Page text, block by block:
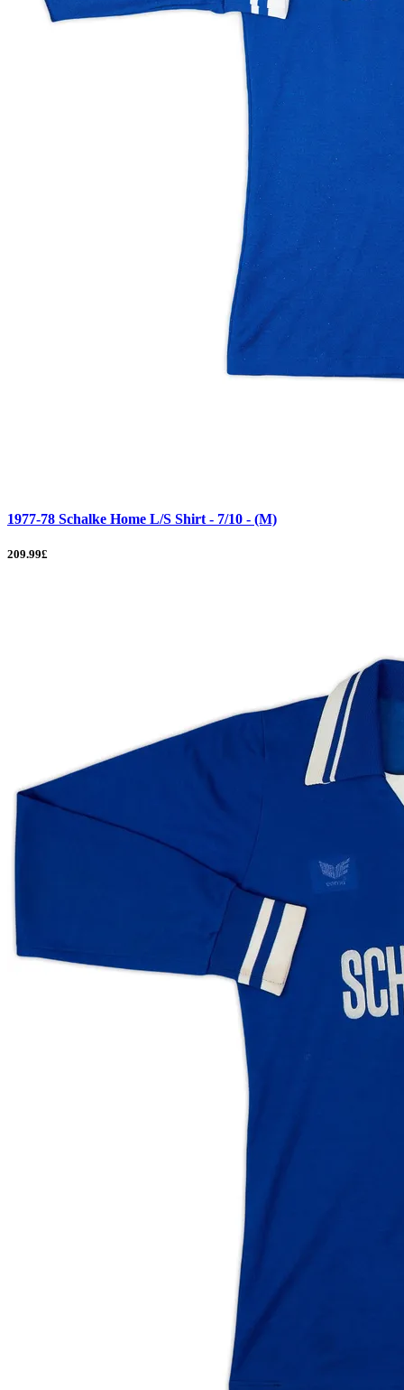
1977-78 Schalke Home L/S Shirt - 7/10 - (M)
209.99£